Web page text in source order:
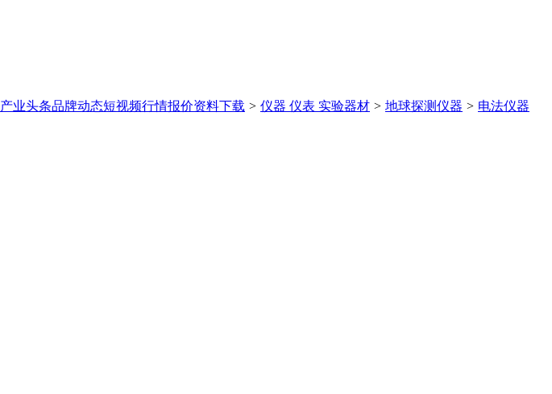
产业头条品牌动态短视频行情报价资料下载 > 仪器 仪表 实验器材 > 地球探测仪器 > 电法仪器